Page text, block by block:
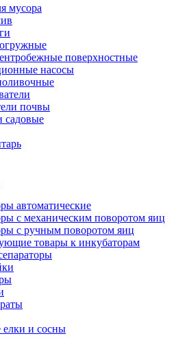
мусора
поверхностные
насосы
почвы
садовые
автоматические
с механическим поворотом яиц
с ручным поворотом яиц
товары к инкубаторам
елки и сосны